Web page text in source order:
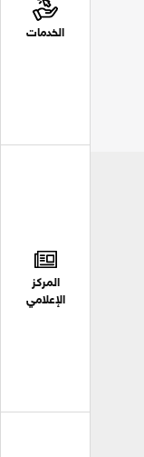
الخدمات
المركز
الإعلامي